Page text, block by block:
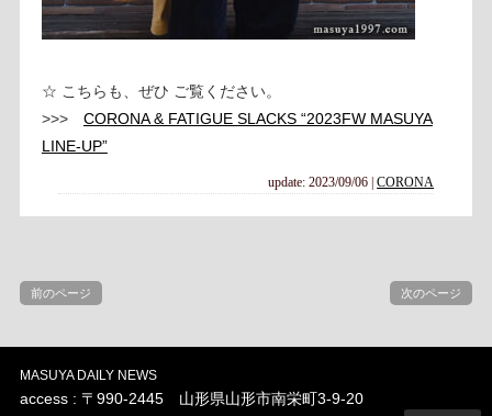
☆ こちらも、ぜひ ご覧ください。
>>> CORONA & FATIGUE SLACKS “2023FW MASUYA
LINE-UP”
update: 2023/09/06 |CORONA
前のページ 次のページ
MASUYA DAILY NEWS
access : 〒990-2445 山形県山形市南栄町3-9-20